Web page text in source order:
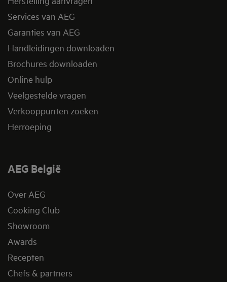
Services van AEG
Garanties van AEG
Handleidingen downloaden
Brochures downloaden
Online hulp
Veelgestelde vragen
Verkooppunten zoeken
Herroeping
AEG België
Over AEG
Cooking Club
Showroom
Awards
Recepten
Chefs & partners